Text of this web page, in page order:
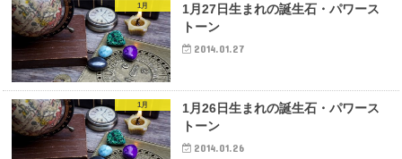
1月
1月27日生まれの誕生石・パワース
トーン
2014.01.27
1月
1月26日生まれの誕生石・パワース
トーン
2014.01.26